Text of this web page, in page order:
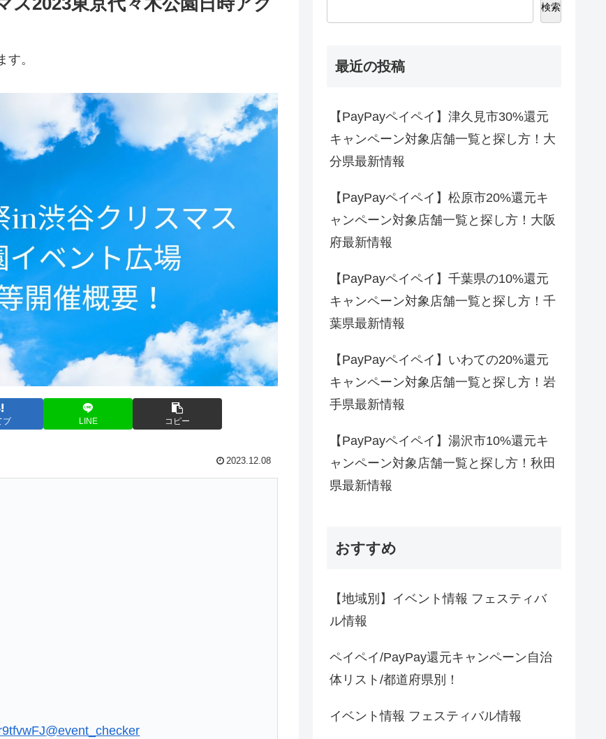
。
ブ LINE コピー
2023.12.08
@event_checker
検索
最近の投稿
【PayPayペイペイ】津久見市30%還元
キャンペーン対象店舗一覧と探し方！大
分県最新情報
【PayPayペイペイ】松原市20%還元キ
ャンペーン対象店舗一覧と探し方！大阪
府最新情報
【PayPayペイペイ】千葉県の10%還元
キャンペーン対象店舗一覧と探し方！千
葉県最新情報
【PayPayペイペイ】いわての20%還元
キャンペーン対象店舗一覧と探し方！岩
手県最新情報
【PayPayペイペイ】湯沢市10%還元キ
ャンペーン対象店舗一覧と探し方！秋田
県最新情報
おすすめ
【地域別】イベント情報 フェスティバ
ル情報
ペイペイ/PayPay還元キャンペーン自治
体リスト/都道府県別！
イベント情報 フェスティバル情報